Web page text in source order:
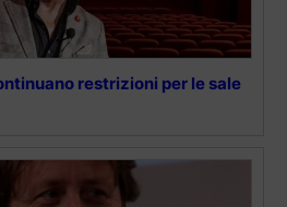
restrizioni per le sale